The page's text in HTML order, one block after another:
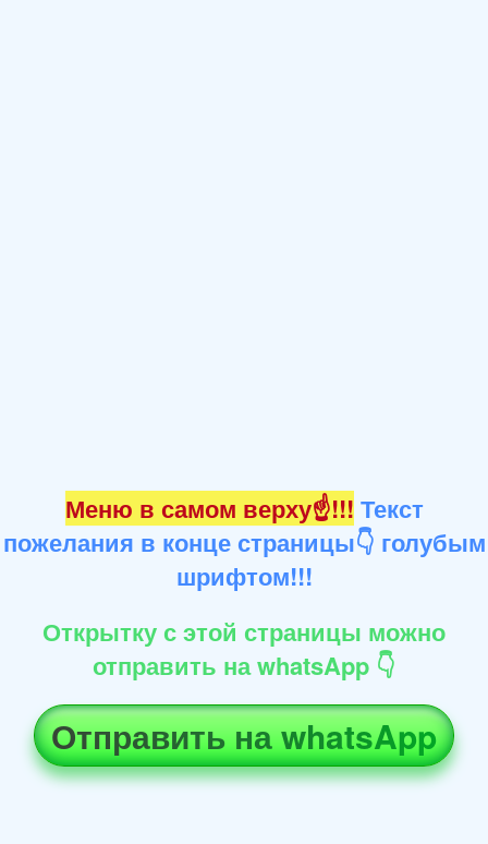
Меню в самом верху☝!!! Текст
пожелания в конце страницы👇 голубым
шрифтом!!!
Открытку с этой страницы можно
отправить на whatsApp 👇
Отправить на whatsApp